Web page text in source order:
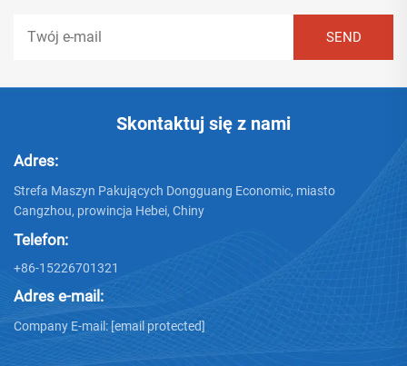
Skontaktuj się z nami
Adres:
Strefa Maszyn Pakujących Dongguang Economic, miasto
Cangzhou, prowincja Hebei, Chiny
Telefon:
+86-15226701321
Adres e-mail:
Company E-mail: [email protected]